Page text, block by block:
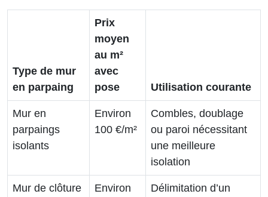
Type de mur
en parpaing
Prix
moyen
au m²
avec
pose
Utilisation courante
Mur en
parpaings
isolants
Environ
100 €/m²
Combles, doublage
ou paroi nécessitant
une meilleure
isolation
Mur de clôture
Environ
Délimitation d’un